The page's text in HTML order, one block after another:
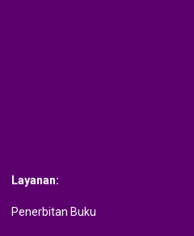
Layanan:
Penerbitan Buku